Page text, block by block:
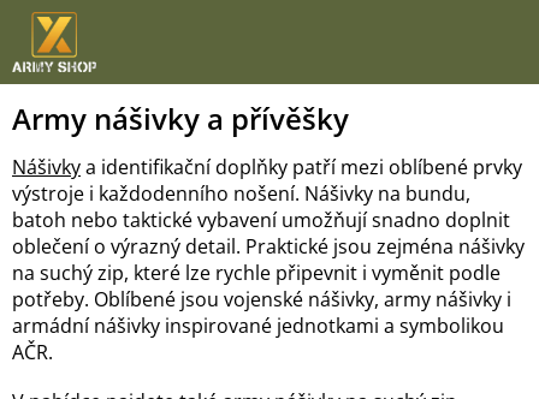
Přejít
obsah
Army nášivky a přívěšky
Nášivkya identifikační doplňky patří mezi oblíbené prvky
výstroje i každodenního nošení. Nášivky na bundu,
batoh nebo taktické vybavení umožňují snadno doplnit
oblečení o výrazný detail. Praktické jsou zejména nášivky
na suchý zip, které lze rychle připevnit i vyměnit podle
potřeby. Oblíbené jsou vojenské nášivky, army nášivky i
armádní nášivky inspirované jednotkami a symbolikou
AČR.